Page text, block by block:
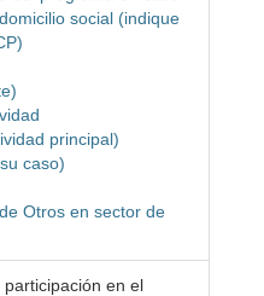
social (indique
principal)
caso)
Otros en sector de
en el